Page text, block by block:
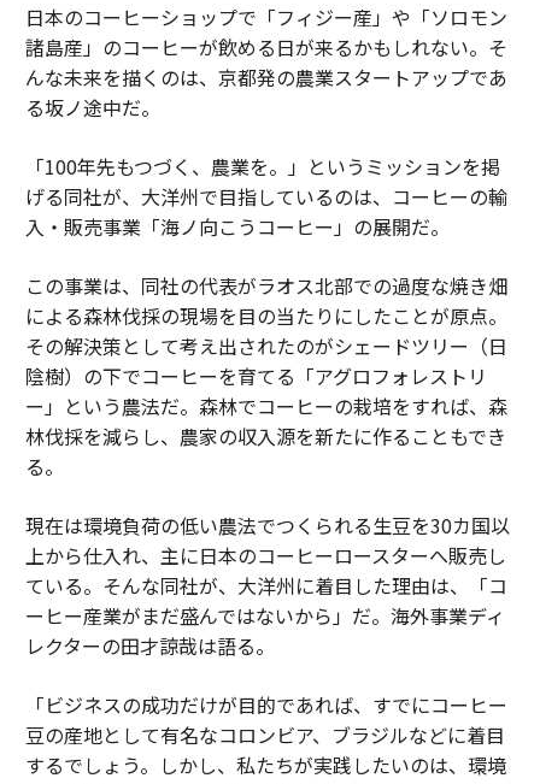
日本のコーヒーショップで「フィジー産」や「ソロモン
諸島産」のコーヒーが飲める日が来るかもしれない。そ
んな未来を描くのは、京都発の農業スタートアップであ
る坂ノ途中だ。
「100年先もつづく、農業を。」というミッションを掲
げる同社が、大洋州で目指しているのは、コーヒーの輸
入・販売事業「海ノ向こうコーヒー」の展開だ。
この事業は、同社の代表がラオス北部での過度な焼き畑
による森林伐採の現場を目の当たりにしたことが原点。
その解決策として考え出されたのがシェードツリー（日
陰樹）の下でコーヒーを育てる「アグロフォレストリ
ー」という農法だ。森林でコーヒーの栽培をすれば、森
林伐採を減らし、農家の収入源を新たに作ることもでき
る。
現在は環境負荷の低い農法でつくられる生豆を30カ国以
上から仕入れ、主に日本のコーヒーロースターへ販売し
ている。そんな同社が、大洋州に着目した理由は、「コ
ーヒー産業がまだ盛んではないから」だ。海外事業ディ
レクターの田才諒哉は語る。
「ビジネスの成功だけが目的であれば、すでにコーヒー
豆の産地として有名なコロンビア、ブラジルなどに着目
するでしょう。しかし、私たちが実践したいのは、環境